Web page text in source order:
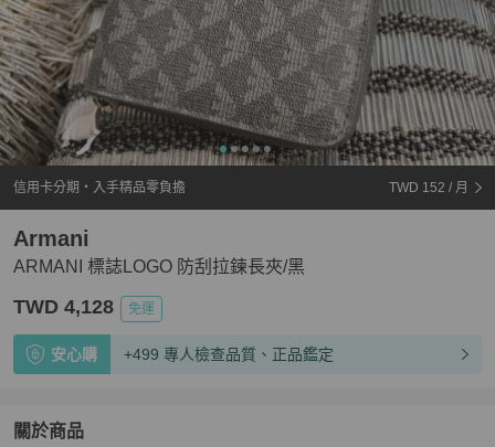
信用卡分期・入手精品零負擔 TWD 152 / 月
ARMANI 標誌LOGO 防刮拉鍊長夾/黑
Armani
TWD 4,128 免運
安心購 +499 專人檢查品質、正品鑑定
關於商品